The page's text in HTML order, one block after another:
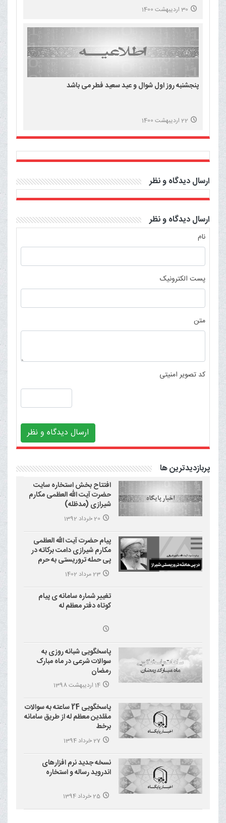
30 اردیبهشت 1400
پنجشنبه روز اول شوال و عید سعید فطر می باشد
22 اردیبهشت 1400
ارسال دیدگاه و نظر
ارسال دیدگاه و نظر
نام
پست الکترونیک
متن
کد تصویر امنیتی
ارسال دیدگاه و نظر
پربازدیدترین ها
افتتاح بخش استخاره سایت
حضرت آیت الله العظمی مکارم
شیرازی (مدظله)
20 خرداد 1392
پیام حضرت آیت الله العظمی
مکارم شیرازی دامت برکاته در
پی حمله تروریستی به حرم
احمد بن موسی علیه السلام
(شاهچراغ)
23 مرداد 1402
تغییر شماره سامانه ی پیام
کوتاه دفتر معظم له
پاسخگویی شبانه روزی به
سوالات شرعی در ماه مبارک
رمضان
14 اردیبهشت 1398
پاسخگویی 24 ساعته به سوالات
مقلدین معظم له از طریق سامانه
برخط
27 خرداد 1394
نسخه جدید نرم افزارهای
اندروید رساله و استخاره
25 خرداد 1394